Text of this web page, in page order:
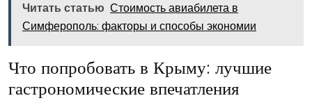
Читать статью Стоимость авиабилета в
Симферополь: факторы и способы экономии
Что попробовать в Крыму: лучшие
гастрономические впечатления